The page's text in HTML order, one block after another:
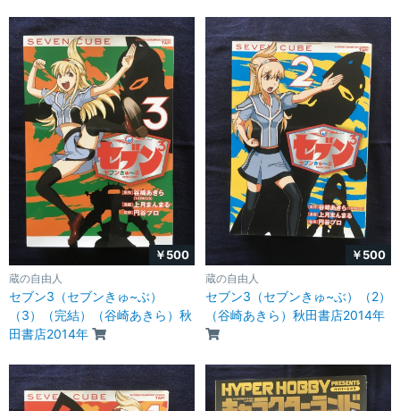
￥500
蔵の自由人
セブン3（セブンきゅ~ぶ）
（3）（完結）（谷崎あきら）秋
田書店2014年
￥500
蔵の自由人
セブン3（セブンきゅ~ぶ）（2）
（谷崎あきら）秋田書店2014年